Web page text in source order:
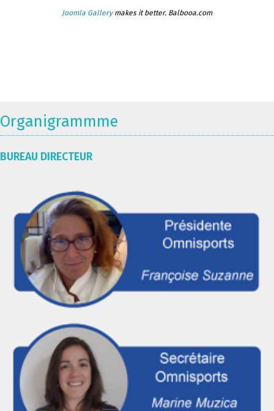
Joomla Gallerymakes it better. Balbooa.com
Organigrammme
BUREAU DIRECTEUR